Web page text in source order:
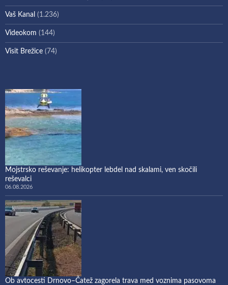
Vaš Kanal (1.236)
Videokom (144)
Visit Brežice (74)
Mojstrsko reševanje: helikopter lebdel nad skalami, ven skočili
reševalci
06.08.2026
Ob avtocesti Drnovo–Čatež zagorela trava med voznima pasovoma